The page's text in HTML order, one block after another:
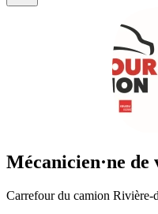
Mécanicien·ne de
Carrefour du camion Rivière-